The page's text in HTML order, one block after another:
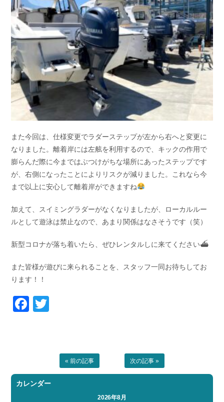
また今回は、仕様変更でラダーステップが左から右へと変更に
なりました。離着岸には左舷を利用するので、キックの作用で
膨らんだ際に今まではぶつけがちな場所にあったステップです
が、右側になったことによりリスクが減りました。これなら今
まで以上に安心して離着岸ができますね
加えて、スイミングラダーがなくなりましたが、ローカルルー
ルとして遊泳は禁止なので、あまり関係はなさそうです（笑）
新型コロナが落ち着いたら、ぜひレンタルしに来てください⛴
また皆様が遊びに来られることを、スタッフ一同お待ちしてお
ります！！
Facebook
« 前の記事 次の記事 »
カレンダー
2026年8月